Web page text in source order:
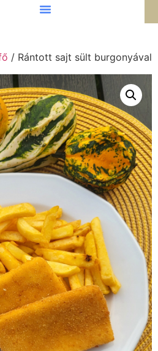
/ Rántott sajt sült burgonyával